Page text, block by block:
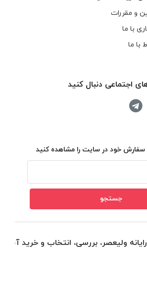
و مقررات
با ما
با ما
اجتماعی دنبال کنید
خود در سایت را مشاهده کنید
ولیعصر، بررسی، انتخاب و خرید